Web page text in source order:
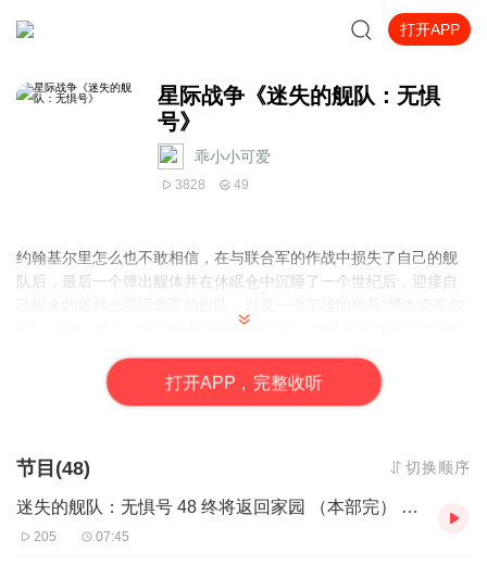
打开APP
星际战争《迷失的舰队：无惧
号》
乖小小可爱
3828 49
约翰基尔里怎么也不敢相信，在与联合军的作战中损失了自己的舰
队后，最后一个弹出舰体并在休眠仓中沉睡了一个世纪后，迎接自
里”。现在，作为这批舰队级别最高的军官，他必须担负起总指挥的
重任，带领全体舰队，从联合军的重重包围追击中，跃迁、反击、
再跃迁，尽一切力量回到同盟军星系… 然而，舰队中随时有不同的
声音存在，有怀疑、有阴谋、也有反叛，约翰基尔里能成功赢得所
图？这该死的甜蜜爱情萌芽是继续？还是主动放弃？………祝基尔
里好运，祝无惧号好运，祝同盟军好运！
打开APP，完整收听
节目(48) 切换顺序
迷失的舰队：无惧号 48 终将返回家园 （本部完） 更多内容待续
205 07:45